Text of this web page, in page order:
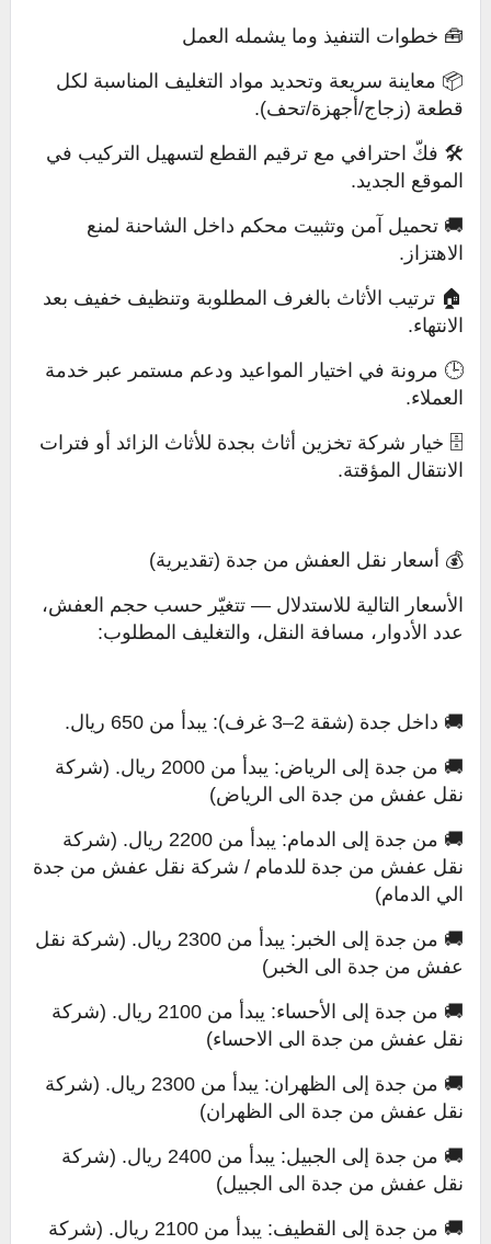
🧰 خطوات التنفيذ وما يشمله العمل
📦 معاينة سريعة وتحديد مواد التغليف المناسبة لكل
قطعة (زجاج/أجهزة/تحف).
🛠️ فكّ احترافي مع ترقيم القطع لتسهيل التركيب في
الموقع الجديد.
🚚 تحميل آمن وتثبيت محكم داخل الشاحنة لمنع
الاهتزاز.
🏠 ترتيب الأثاث بالغرف المطلوبة وتنظيف خفيف بعد
الانتهاء.
🕒 مرونة في اختيار المواعيد ودعم مستمر عبر خدمة
العملاء.
🗄️ خيار شركة تخزين أثاث بجدة للأثاث الزائد أو فترات
الانتقال المؤقتة.
💰 أسعار نقل العفش من جدة (تقديرية)
الأسعار التالية للاستدلال — تتغيّر حسب حجم العفش،
عدد الأدوار، مسافة النقل، والتغليف المطلوب:
🚚 داخل جدة (شقة 2–3 غرف): يبدأ من 650 ريال.
🚚 من جدة إلى الرياض: يبدأ من 2000 ريال. (شركة
نقل عفش من جدة الى الرياض)
🚚 من جدة إلى الدمام: يبدأ من 2200 ريال. (شركة
نقل عفش من جدة للدمام / شركة نقل عفش من جدة
الي الدمام)
🚚 من جدة إلى الخبر: يبدأ من 2300 ريال. (شركة نقل
عفش من جدة الى الخبر)
🚚 من جدة إلى الأحساء: يبدأ من 2100 ريال. (شركة
نقل عفش من جدة الى الاحساء)
🚚 من جدة إلى الظهران: يبدأ من 2300 ريال. (شركة
نقل عفش من جدة الى الظهران)
🚚 من جدة إلى الجبيل: يبدأ من 2400 ريال. (شركة
نقل عفش من جدة الى الجبيل)
🚚 من جدة إلى القطيف: يبدأ من 2100 ريال. (شركة